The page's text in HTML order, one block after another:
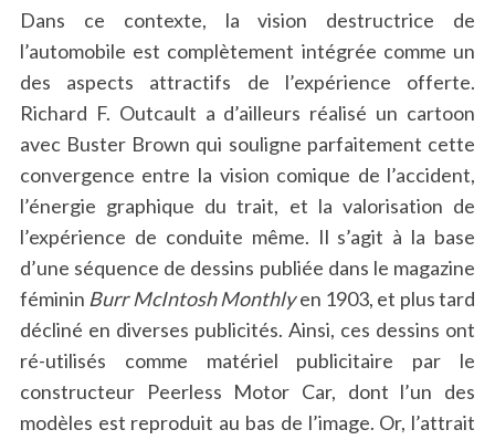
Dans ce contexte, la vision destructrice de
l’automobile est complètement intégrée comme un
des aspects attractifs de l’expérience offerte.
Richard F. Outcault a d’ailleurs réalisé un cartoon
avec Buster Brown qui souligne parfaitement cette
convergence entre la vision comique de l’accident,
l’énergie graphique du trait, et la valorisation de
l’expérience de conduite même. Il s’agit à la base
d’une séquence de dessins publiée dans le magazine
féminin Burr McIntosh Monthlyen 1903, et plus tard
décliné en diverses publicités. Ainsi, ces dessins ont
ré-utilisés comme matériel publicitaire par le
constructeur Peerless Motor Car, dont l’un des
modèles est reproduit au bas de l’image. Or, l’attrait
a
r
h
f
o
r
: